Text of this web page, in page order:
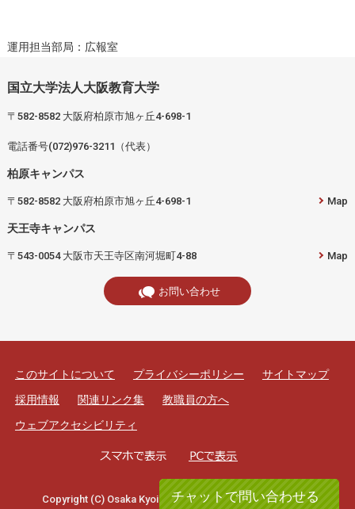
運用担当部局：広報室
国立大学法人大阪教育大学
〒582-8582 大阪府柏原市旭ヶ丘4-698-1
電話番号(072)976-3211（代表）
柏原キャンパス
〒582-8582 大阪府柏原市旭ヶ丘4-698-1 Map
天王寺キャンパス
〒543-0054 大阪市天王寺区南河堀町4-88 Map
お問い合わせ
このサイトについて プライバシーポリシー
サイトマップ
採用情報
関連リンク集
教職員の方へ
ウェブアクセシビリティ
Copyright (C) Osaka Kyoiku University. All rights reserved.
チャットで問い合わせる